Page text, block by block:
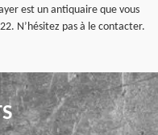
est un antiquaire que vous
N’hésitez pas à le contacter.